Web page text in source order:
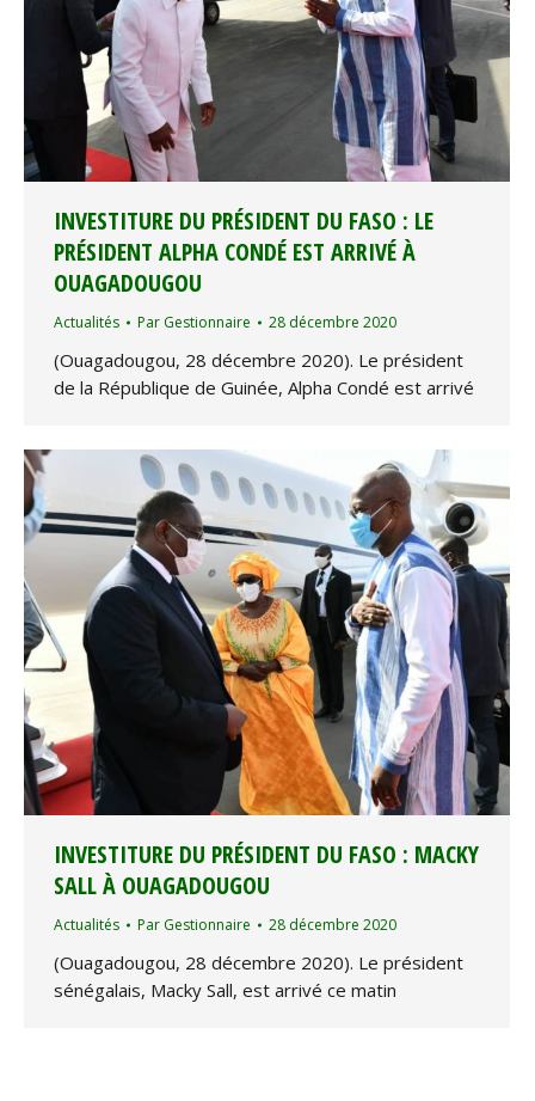
INVESTITURE DU PRÉSIDENT DU FASO : LE
PRÉSIDENT ALPHA CONDÉ EST ARRIVÉ À
OUAGADOUGOU
Actualités Par Gestionnaire 28 décembre 2020
(Ouagadougou, 28 décembre 2020). Le président
de la République de Guinée, Alpha Condé est arrivé
INVESTITURE DU PRÉSIDENT DU FASO : MACKY
SALL À OUAGADOUGOU
Actualités Par Gestionnaire 28 décembre 2020
(Ouagadougou, 28 décembre 2020). Le président
sénégalais, Macky Sall, est arrivé ce matin